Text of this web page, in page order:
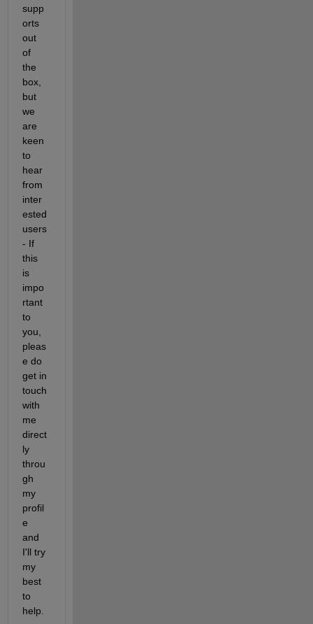
supp
orts
out
of
the
box,
but
we
are
keen
to
hear
from
inter
ested
users
- If
this
is
impo
rtant
to
you,
pleas
e do
get in
touch
with
me
direct
ly
throu
gh
my
profil
e
and
I'll try
my
best
to
help.